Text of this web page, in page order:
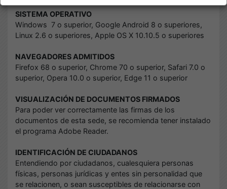
SISTEMA OPERATIVO
Windows 7 o superior, Google Android 8 o superiores,
Linux 2.6 o superiores, Apple OS X 10.10.5 o superiores
NAVEGADORES ADMITIDOS
Firefox 68 o superior, Chrome 70 o superior, Safari 7.0 o
superior, Opera 10.0 o superior, Edge 11 o superior
VISUALIZACIÓN DE DOCUMENTOS FIRMADOS
Para poder ver correctamente las firmas de los
documentos de esta sede, se recomienda tener instalado
el programa Adobe Reader.
IDENTIFICACIÓN DE CIUDADANOS
Entendiendo por ciudadanos, cualesquiera personas
físicas, personas jurídicas y entes sin personalidad que
se relacionen, o sean susceptibles de relacionarse con